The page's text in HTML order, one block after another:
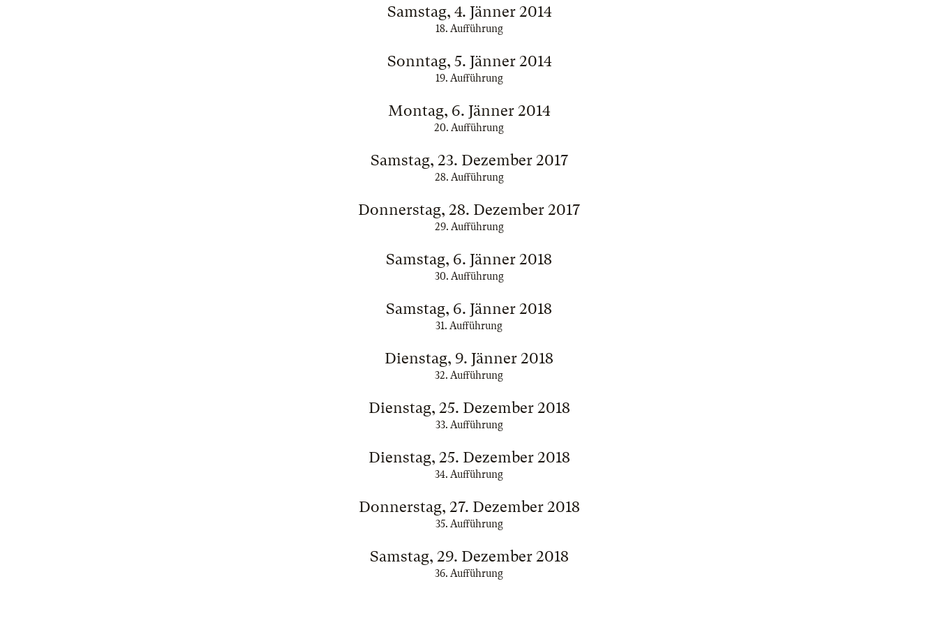
Samstag, 4. Jänner 2014
18. Aufführung
Sonntag, 5. Jänner 2014
19. Aufführung
Montag, 6. Jänner 2014
20. Aufführung
Samstag, 23. Dezember 2017
28. Aufführung
Donnerstag, 28. Dezember 2017
29. Aufführung
Samstag, 6. Jänner 2018
30. Aufführung
Samstag, 6. Jänner 2018
31. Aufführung
Dienstag, 9. Jänner 2018
32. Aufführung
Dienstag, 25. Dezember 2018
33. Aufführung
Dienstag, 25. Dezember 2018
34. Aufführung
Donnerstag, 27. Dezember 2018
35. Aufführung
Samstag, 29. Dezember 2018
36. Aufführung